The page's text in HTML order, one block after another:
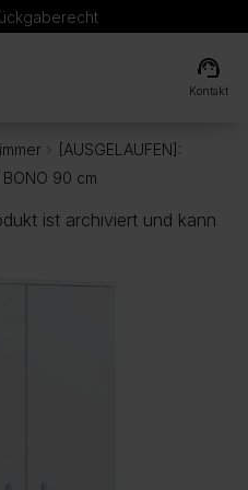
support_agent
Kontakt
[AUSGELAUFEN]:
90 cm
ist archiviert und kann